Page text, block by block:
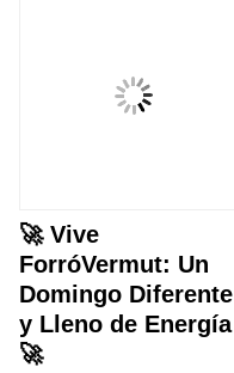
🚀 Vive
ForróVermut: Un
Domingo Diferente
y Lleno de Energía
🚀